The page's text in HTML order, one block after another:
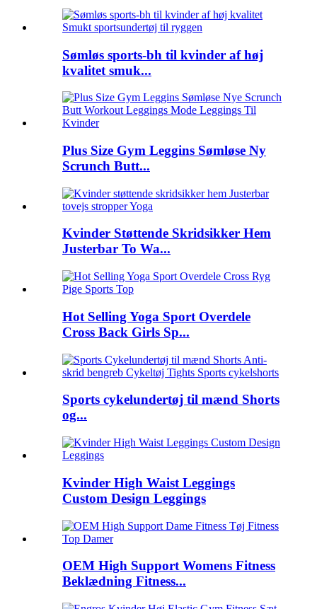
Sømløs sports-bh til kvinder af høj
kvalitet smuk...
Plus Size Gym Leggins Sømløse Ny
Scrunch Butt...
Kvinder Støttende Skridsikker Hem
Justerbar To Wa...
Hot Selling Yoga Sport Overdele
Cross Back Girls Sp...
Sports cykelundertøj til mænd Shorts
og...
Kvinder High Waist Leggings
Custom Design Leggings
OEM High Support Womens Fitness
Beklædning Fitness...